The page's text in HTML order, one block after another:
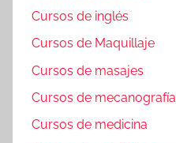
Cursos de inglés
Cursos de Maquillaje
Cursos de masajes
Cursos de mecanografía
Cursos de medicina